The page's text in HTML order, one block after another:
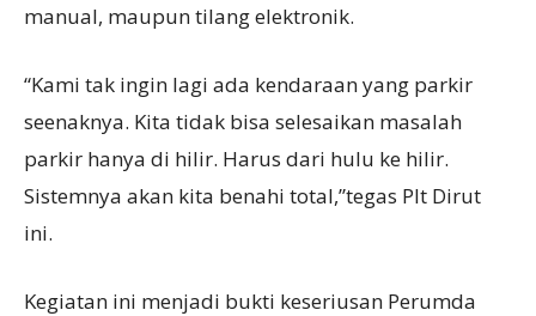
manual, maupun tilang elektronik.
“Kami tak ingin lagi ada kendaraan yang parkir
seenaknya. Kita tidak bisa selesaikan masalah
parkir hanya di hilir. Harus dari hulu ke hilir.
Sistemnya akan kita benahi total,”tegas Plt Dirut
ini.
Kegiatan ini menjadi bukti keseriusan Perumda